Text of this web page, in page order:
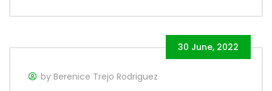
30 June, 2022
by Berenice Trejo Rodriguez